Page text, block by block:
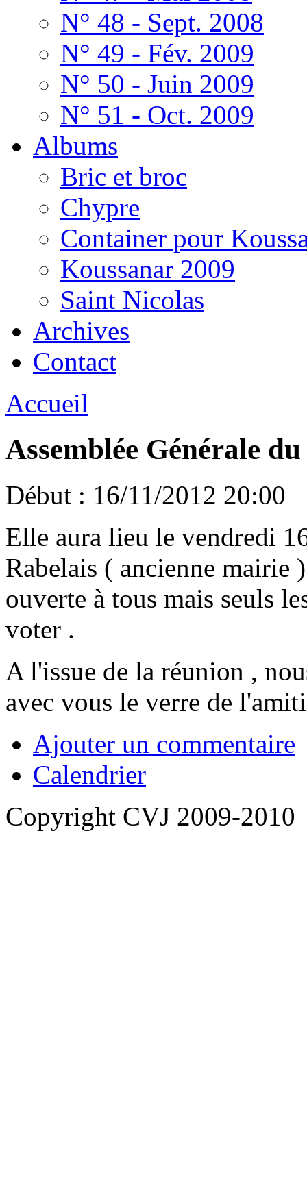
N° 48 - Sept. 2008
N° 49 - Fév. 2009
N° 50 - Juin 2009
N° 51 - Oct. 2009
Albums
Bric et broc
Chypre
Container pour
Koussanar 2009
Saint Nicolas
Archives
Contact
Accueil
Assemblée Générale
Début : 16/11/2012 20:00
Elle aura lieu le vendredi
Rabelais ( ancienne mairie
ouverte à tous mais seuls
voter .
A l'issue de la réunion ,
avec vous le verre de
Ajouter un commentaire
Calendrier
Copyright CVJ 2009-2010